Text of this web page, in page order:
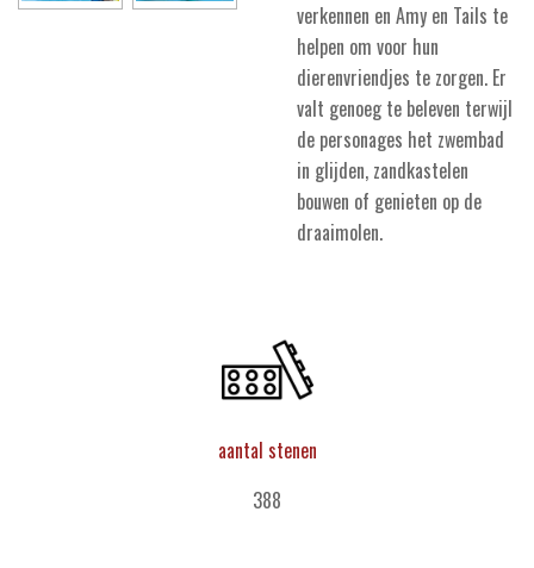
verkennen en Amy en Tails te
helpen om voor hun
dierenvriendjes te zorgen. Er
valt genoeg te beleven terwijl
de personages het zwembad
in glijden, zandkastelen
bouwen of genieten op de
draaimolen.
aantal stenen
388